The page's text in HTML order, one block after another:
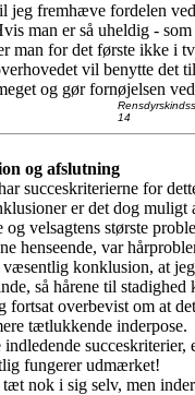
jeg fremhæve fordelen
man er så uheldig -
man for det første ikke i
vil benytte det
og gør fornøjelsen
14
og afslutning
succeskriterierne for
er det dog muligt
og velsagtens største
henseende, var
væsentlig konklusion, at
så hårene til stadighed
fortsat overbevist om at
tætlukkende inderpose.
fungerer udmærket!
tæt nok i sig selv, men